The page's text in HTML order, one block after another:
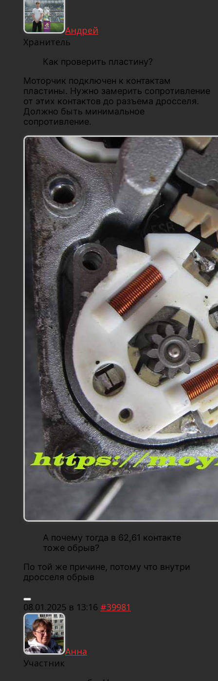
Андрей
Хранитель
Как проверить пластину?
Моторчик подключен к контактам
пластины. Нужно замерить сопротивление
от этих контактов до разъема дросселя.
Должно быть минимальное
сопротивление.
А почему тогда в 62,61 контакте
тоже обрыв?
По той же причине, потому что внутри
дросселя обрыв
08.01.2025 в 13:16 #39981
Анна
Участник